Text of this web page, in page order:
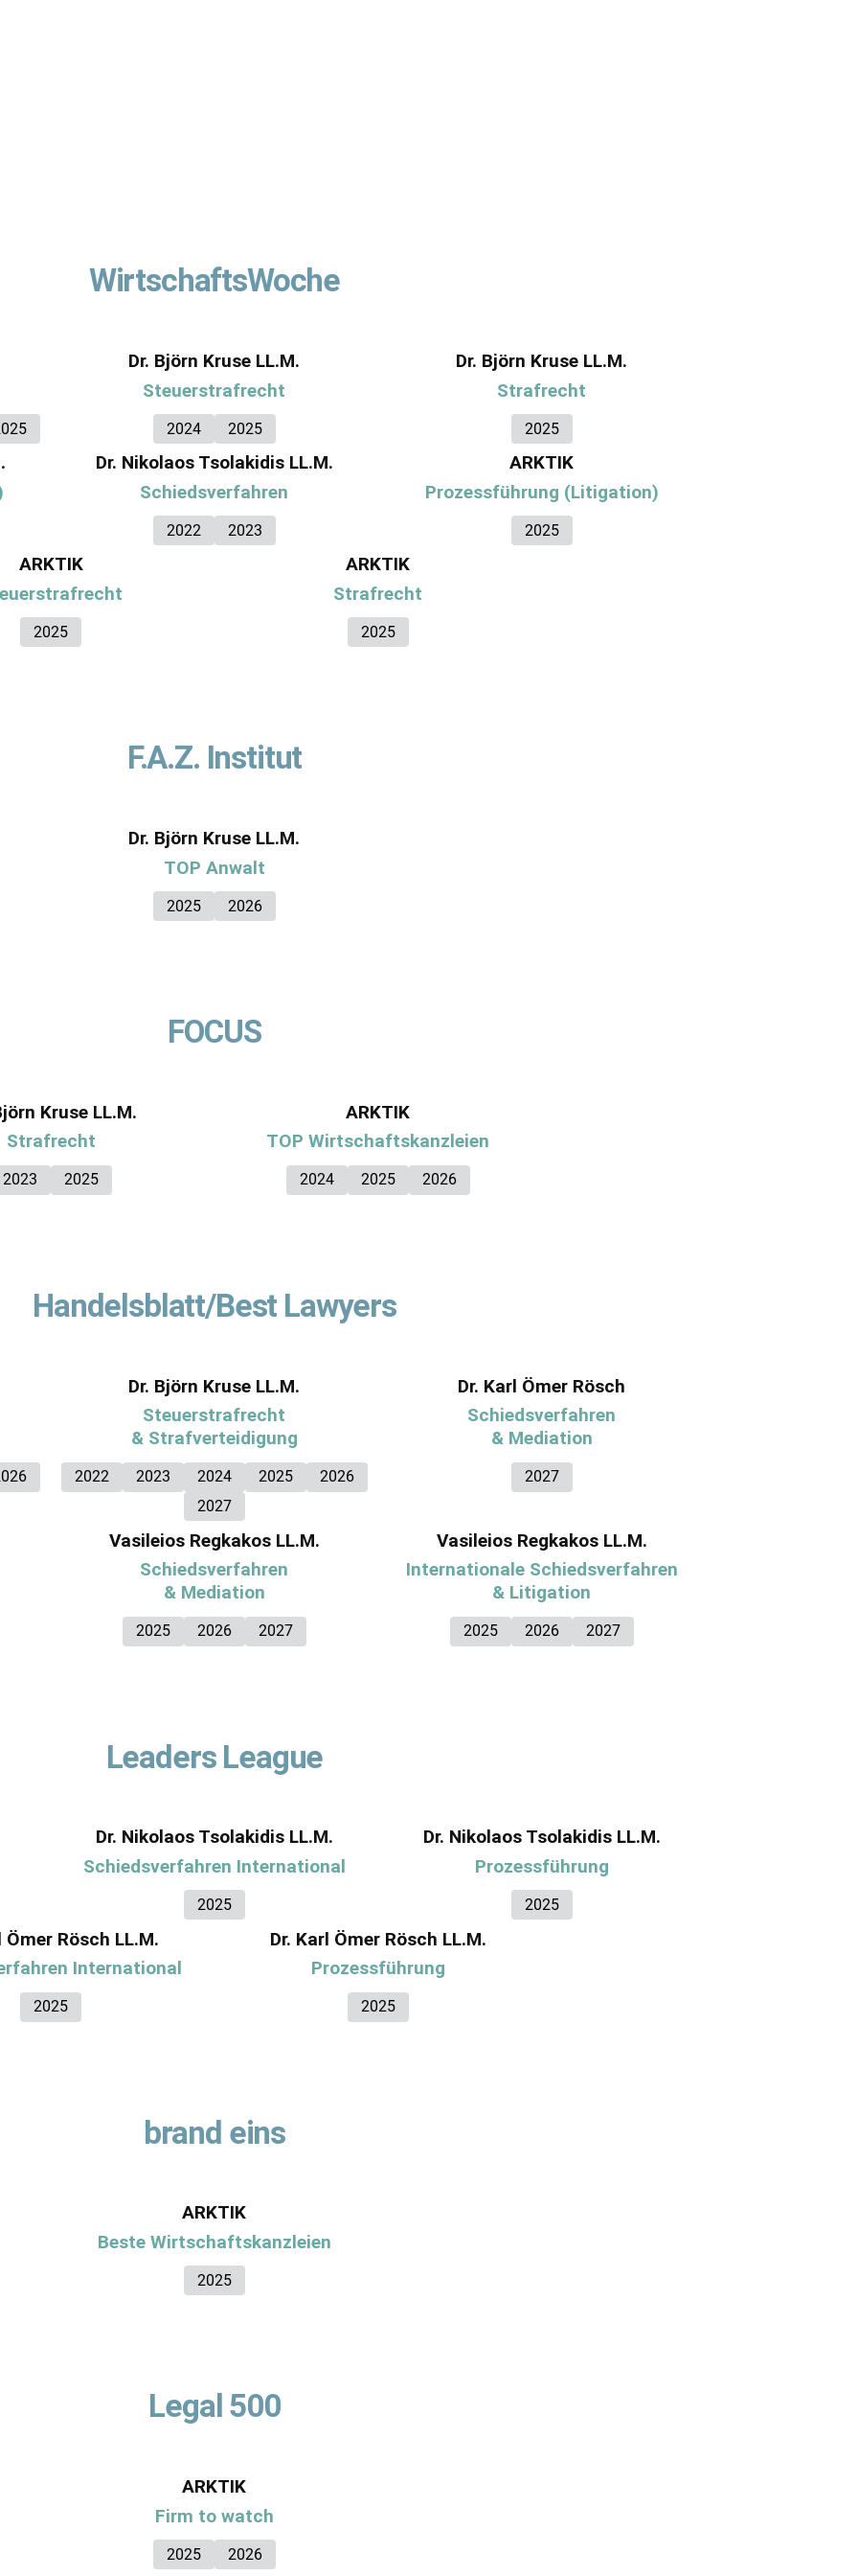
WirtschaftsWoche
Dr. Björn Kruse LL.M.
Steuerstrafrecht
2024 2025
Dr. Björn Kruse LL.M.
Strafrecht
2025
Dr. Nikolaos Tsolakidis LL.M.
Schiedsverfahren
2022 2023
ARKTIK
Prozessführung (Litigation)
2025
ARKTIK
2025
ARKTIK
Strafrecht
2025
F.A.Z. Institut
Dr. Björn Kruse LL.M.
TOP Anwalt
2025 2026
FOCUS
Kruse LL.M.
Strafrecht
2023 2025
ARKTIK
TOP Wirtschaftskanzleien
2024 2025 2026
Handelsblatt/Best Lawyers
Dr. Björn Kruse LL.M.
Steuerstrafrecht
& Strafverteidigung
2022 2023 2024 2025
2026
2027
Dr. Karl Ömer Rösch
Schiedsverfahren
& Mediation
2027
Vasileios Regkakos LL.M.
Schiedsverfahren
& Mediation
2025 2026 2027
Vasileios Regkakos LL.M.
Internationale Schiedsverfahren
& Litigation
2025 2026 2027
Leaders League
Dr. Nikolaos Tsolakidis LL.M.
Schiedsverfahren International
2025
Dr. Nikolaos Tsolakidis LL.M.
Prozessführung
2025
Ömer Rösch LL.M.
International
2025
Dr. Karl Ömer Rösch LL.M.
Prozessführung
2025
brand eins
ARKTIK
Beste Wirtschaftskanzleien
2025
Legal 500
ARKTIK
Firm to watch
2025 2026